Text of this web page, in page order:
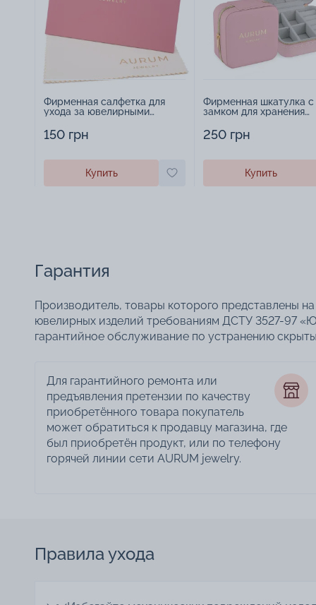
Фирменная салфетка для
ухода за ювелирными
150 грн
Купить
Фирменная шкатулка с
замком для хранения
250 грн
Купить
Гарантия
Производитель, товары которого представлены
ювелирных изделий требованиям ДСТУ 3527-97
гарантийное обслуживание по устранению
Для гарантийного ремонта или
предъявления претензии по качеству
приобретённого товара покупатель
может обратиться к продавцу магазина, где
был приобретён продукт, или по телефону
горячей линии сети AURUM jewelry.
Правила ухода